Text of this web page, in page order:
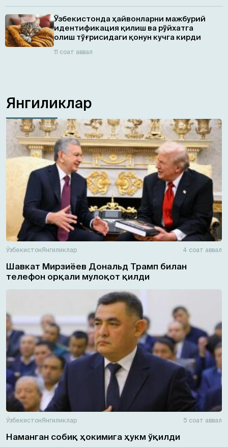
Ўзбекистонда ҳайвонларни мажбурий
идентификация қилиш ва рўйхатга
олиш тўғрисидаги қонун кучга кирди
11 соат аввал
Янгиликлар
ЎзбекистонЯнгиликлар 4 соат аввал
Шавкат Мирзиёев Дональд Трамп билан
телефон орқали мулоқот қилди
ЎзбекистонЯнгиликлар 5 соат аввал
Наманган собиқ ҳокимига ҳукм ўқилди